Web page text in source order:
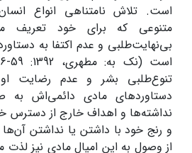
است. تلاش نامتناهی انواع
متنوعی که برای خود تعریف
بی‌نهایت‌طلبی و عدم اکتفا به
تنوع‌طلبی بشر و عدم رضایت
دستاوردهای مادی دائمی‌اش
نداشته‌ها و اهداف خارج از دسترس
و رنج خود با داشتن یا نداشتن
از وصول به این امیال مادی نیز